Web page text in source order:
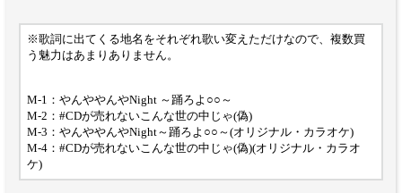
※歌詞に出てくる地名をそれぞれ歌い変えただけなので、複数買
う魅力はあまりありません。
M-1：やんややんやNight ～踊ろよ○○～
M-2：#CDが売れないこんな世の中じゃ(偽)
M-3：やんややんやNight～踊ろよ○○～(オリジナル・カラオケ)
M-4：#CDが売れないこんな世の中じゃ(偽)(オリジナル・カラオ
ケ)